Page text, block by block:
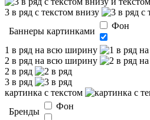
3 в ряд с текстом внизу
Баннеры картинками
Фон
1 в ряд на всю ширину
2 в ряд на всю ширину
2 в ряд
3 в ряд
картинка с текстом
Бренды
Фон